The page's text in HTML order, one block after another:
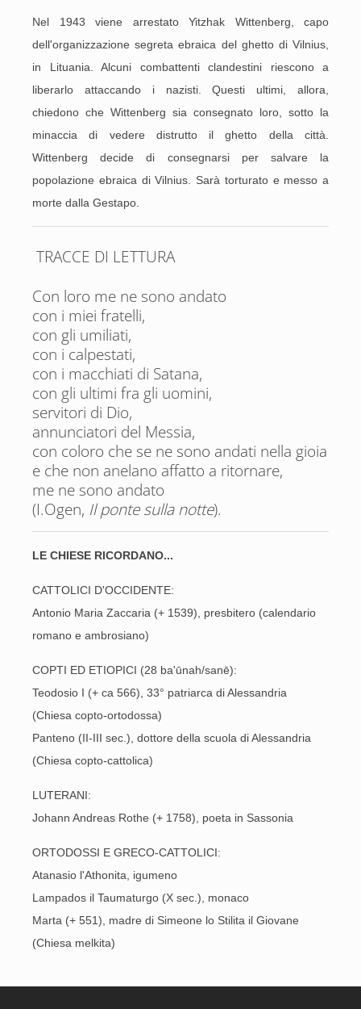
Nel 1943 viene arrestato Yitzhak Wittenberg, capo
dell'organizzazione segreta ebraica del ghetto di Vilnius,
in Lituania. Alcuni combattenti clandestini riescono a
liberarlo attaccando i nazisti. Questi ultimi, allora,
chiedono che Wittenberg sia consegnato loro, sotto la
minaccia di vedere distrutto il ghetto della città.
Wittenberg decide di consegnarsi per salvare la
popolazione ebraica di Vilnius. Sarà torturato e messo a
morte dalla Gestapo.
TRACCE DI LETTURA
Con loro me ne sono andato
con i miei fratelli,
con gli umiliati,
con i calpestati,
con i macchiati di Satana,
con gli ultimi fra gli uomini,
servitori di Dio,
annunciatori del Messia,
con coloro che se ne sono andati nella gioia
e che non anelano affatto a ritornare,
me ne sono andato
(I.Ogen, Il ponte sulla notte).
LE CHIESE RICORDANO...
CATTOLICI D'OCCIDENTE:
Antonio Maria Zaccaria (+ 1539), presbitero (calendario
romano e ambrosiano)
COPTI ED ETIOPICI (28 ba'ūnah/sanē):
Teodosio I (+ ca 566), 33° patriarca di Alessandria
(Chiesa copto-ortodossa)
Panteno (II-III sec.), dottore della scuola di Alessandria
(Chiesa copto-cattolica)
LUTERANI:
Johann Andreas Rothe (+ 1758), poeta in Sassonia
ORTODOSSI E GRECO-CATTOLICI:
Atanasio l'Athonita, igumeno
Lampados il Taumaturgo (X sec.), monaco
Marta (+ 551), madre di Simeone lo Stilita il Giovane
(Chiesa melkita)